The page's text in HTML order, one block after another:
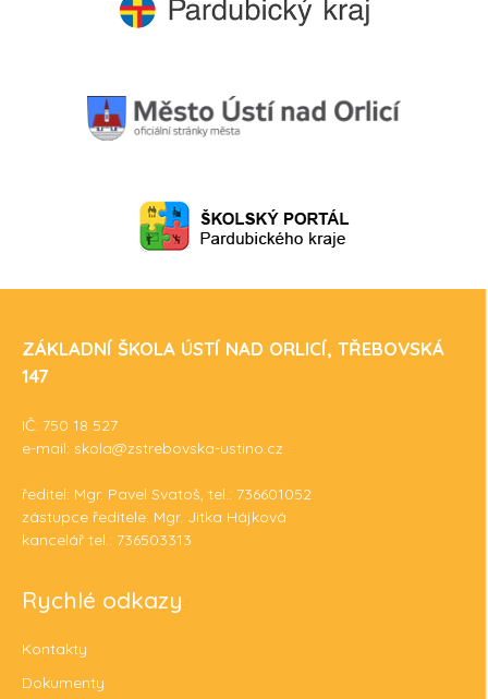
ZÁKLADNÍ ŠKOLA ÚSTÍ NAD ORLICÍ, TŘEBOVSKÁ
147
IČ: 750 18 527
e-mail: skola@zstrebovska-ustino.cz
ředitel: Mgr. Pavel Svatoš, tel.: 736601052
zástupce ředitele: Mgr. Jitka Hájková
kancelář tel.: 736503313
Rychlé odkazy
Kontakty
Dokumenty